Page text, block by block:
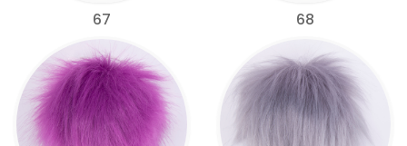
67 68